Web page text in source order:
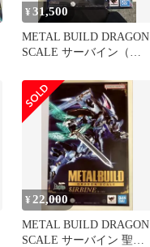
¥31,500
METAL BUILD DRAGON
SCALE サーバイン（白
¥ 22,000
METAL BUILD DRAGON
SCALE サーバイン 聖戦